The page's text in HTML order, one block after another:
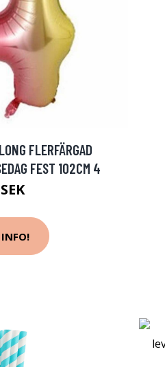
FLERFÄRGAD
FEST 102CM 4
INFO!